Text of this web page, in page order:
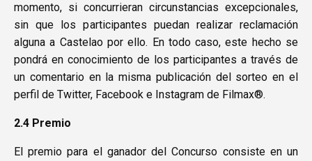
momento, si concurrieran circunstancias excepcionales,
sin que los participantes puedan realizar reclamación
alguna a Castelao por ello. En todo caso, este hecho se
pondrá en conocimiento de los participantes a través de
un comentario en la misma publicación del sorteo en el
perfil de Twitter, Facebook e Instagram de Filmax®.
2.4 Premio
El premio para el ganador del Concurso consiste en un